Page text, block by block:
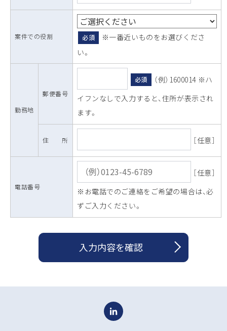
案件での役割 必須
※一番近いものをお選びくださ
い。
勤務地
郵便番号
必須
（例）1600014 ※ハ
イフンなしで入力すると、住所が表示され
ます。
住 所 ［任意］
電話番号
［任意］
※お電話でのご連絡をご希望の場合は、必
ずご入力ください。
入力内容を確認